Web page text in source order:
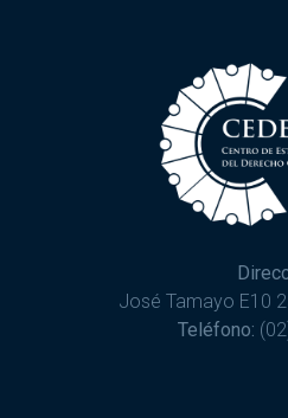
José Tamayo E10
Teléfono: